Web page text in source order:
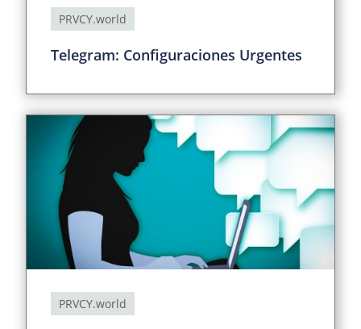
PRVCY.world
Telegram: Configuraciones Urgentes
PRVCY.world